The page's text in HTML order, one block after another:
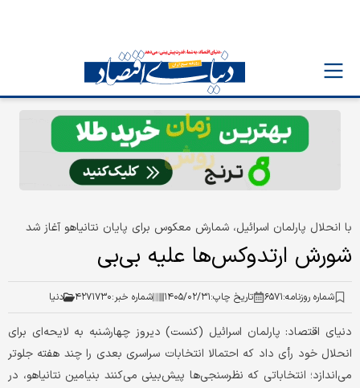
با انحلال پارلمان اسرائیل، شمارش معکوس برای پایان نتانیاهو آغاز شد
شورش ارتدوکس‌ها علیه بی‌بی
شماره روزنامه:۶۵۷۱ تاریخ چاپ:۱۴۰۵/۰۲/۳۱ شماره خبر:۴۲۷۱۷۳۰ دنیا
دنیای اقتصاد: پارلمان اسرائیل (کنست) دیروز چهارشنبه به لایحه‌ای برای
انحلال خود رأی داد که احتمالا انتخابات سراسری بعدی را چند هفته جلوتر
می‌اندازد؛ انتخاباتی که نظرسنجی‌ها پیش‌بینی می‌کنند بنیامین نتانیاهو، در